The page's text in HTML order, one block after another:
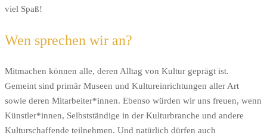
viel Spaß!
Wen sprechen wir an?
Mitmachen können alle, deren Alltag von Kultur geprägt ist.
Gemeint sind primär Museen und Kultureinrichtungen aller Art
sowie deren Mitarbeiter*innen. Ebenso würden wir uns freuen, wenn
Künstler*innen, Selbstständige in der Kulturbranche und andere
Kulturschaffende teilnehmen. Und natürlich dürfen auch